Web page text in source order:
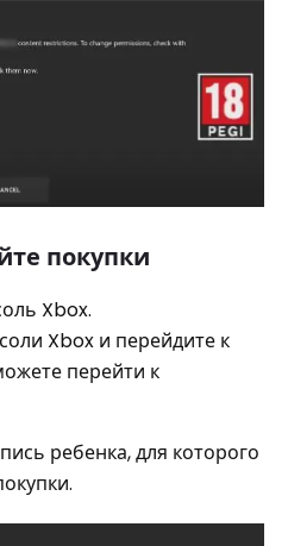
покупки
Xbox.
Xbox и перейдите к
перейти к
ребенка, для которого